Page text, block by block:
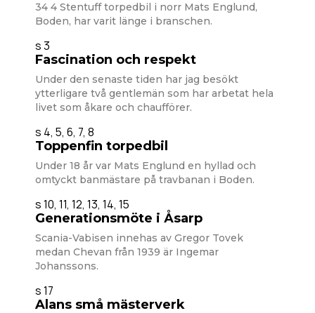
34 4 Stentuff torpedbil i norr Mats Englund,
Boden, har varit länge i branschen.
s 3
Fascination och respekt
Under den senaste tiden har jag besökt
ytterligare två gentlemän som har arbetat hela
livet som åkare och chaufförer.
s 4, 5, 6, 7, 8
Toppenfin torpedbil
Under 18 år var Mats Englund en hyllad och
omtyckt banmästare på travbanan i Boden.
s 10, 11, 12, 13, 14, 15
Generationsmöte i Åsarp
Scania-Vabisen innehas av Gregor Tovek
medan Chevan från 1939 är Ingemar
Johanssons.
s 17
Alans små mästerverk